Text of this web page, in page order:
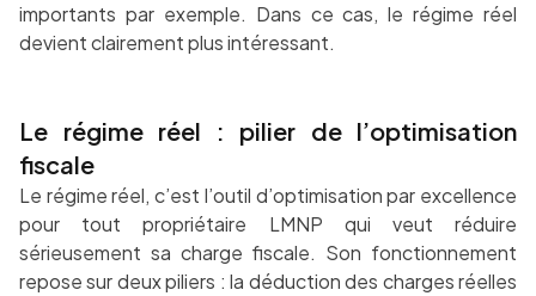
importants par exemple. Dans ce cas, le régime réel
devient clairement plus intéressant.
Le régime réel : pilier de l’optimisation
fiscale
Le régime réel, c’est l’outil d’optimisation par excellence
pour tout propriétaire LMNP qui veut réduire
sérieusement sa charge fiscale. Son fonctionnement
repose sur deux piliers : la déduction des charges réelles